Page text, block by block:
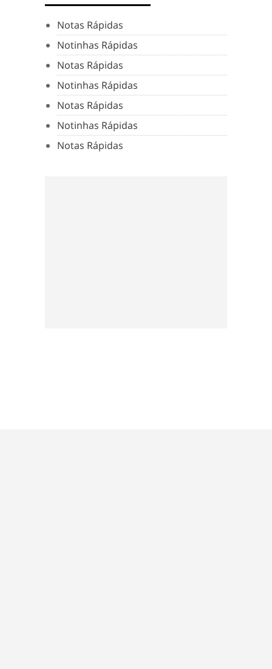
Notas Rápidas
Notinhas Rápidas
Notas Rápidas
Notinhas Rápidas
Notas Rápidas
Notinhas Rápidas
Notas Rápidas